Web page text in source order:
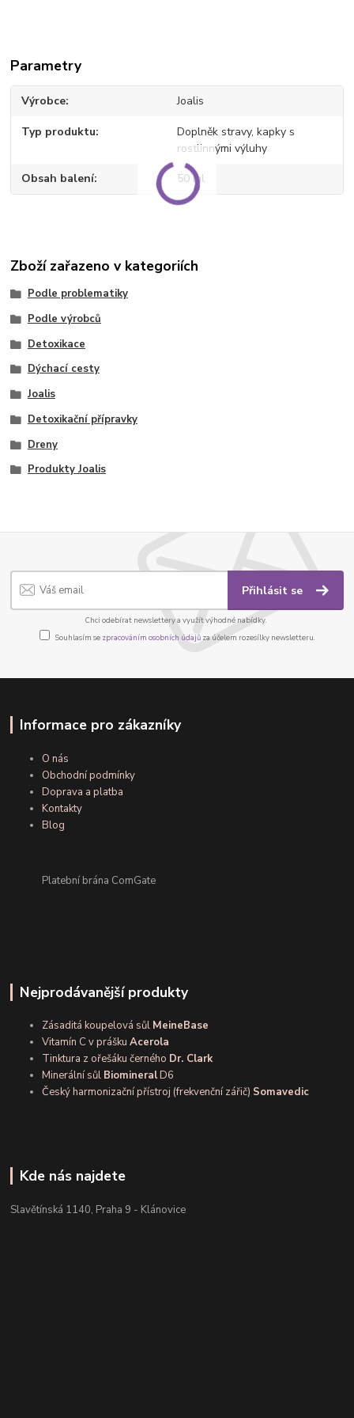
Parametry
Výrobce Joalis
Typ produktu
Doplněk stravy, kapky s
rostlinnými výluhy
Obsah balení 50 ml
Zboží zařazeno v kategoriích
Podle problematiky
Podle výrobců
Detoxikace
Dýchací cesty
Joalis
Detoxikační přípravky
Dreny
Produkty Joalis
Přihlásit se
Chci odebírat newslettery a využít výhodné nabídky.
Souhlasím se zpracováním osobních údajůza účelem rozesílky newsletteru.
Informace pro zákazníky
O nás
Obchodní podmínky
Doprava a platba
Kontakty
Blog
Platební brána ComGate
Nejprodávanější produkty
Zásaditá koupelová sůl MeineBase
Vitamín C v práškuAcerola
Tinktura z ořešáku černého Dr. Clark
Minerální sůl BiomineralD6
Český harmonizační přístroj (frekvenční zářič) Somavedic
Kde nás najdete
Slavětínská 1140, Praha 9 - Klánovice